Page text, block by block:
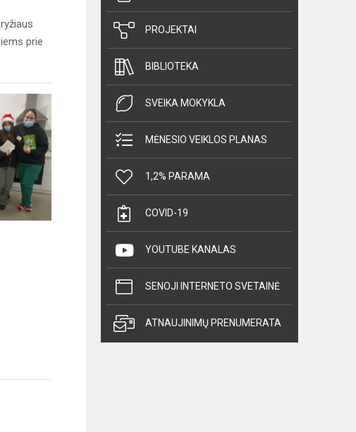
prie
PROJEKTAI
BIBLIOTEKA
SVEIKA MOKYKLA
MĖNESIO VEIKLOS PLANAS
1,2% PARAMA
COVID-19
YOUTUBE KANALAS
SENOJI INTERNETO SVETAINĖ
ATNAUJINIMŲ PRENUMERATA